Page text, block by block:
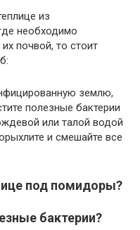
из
необходимо
почвой, то стоит
землю,
полезные бактерии
или талой водой
и смешайте все
под помидоры?
бактерии?